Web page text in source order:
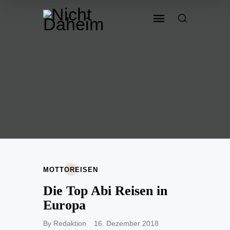
MOTTOREISEN
Die Top Abi Reisen in
Europa
By Redaktion 16. Dezember 2018